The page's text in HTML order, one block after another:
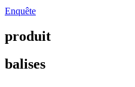
Enquête
produit
balises